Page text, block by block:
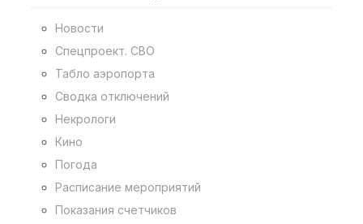
Новости
Спецпроект. СВО
Табло аэропорта
Сводка отключений
Некрологи
Кино
Погода
Расписание мероприятий
Показания счетчиков